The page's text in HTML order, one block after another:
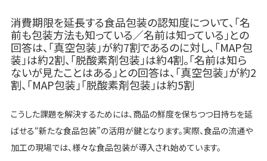
消費期限を延長する食品包装の認知度について、「名
前も包装方法も知っている／名前は知っている」との
回答は、「真空包装」が約7割であるのに対し、「MAP包
装」は約2割、「脱酸素剤包装」は約4割。「名前は知ら
ないが見たことはある」との回答は、「真空包装」が約2
割、「MAP包装」「脱酸素剤包装」は約5割
こうした課題を解決するためには、商品の鮮度を保ちつつ日持ちを延
ばせる“新たな食品包装”の活用が鍵となります。実際、食品の流通や
加工の現場では、様々な食品包装が導入され始めています。